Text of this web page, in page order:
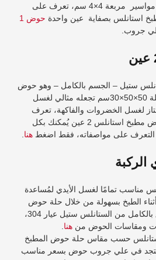
مزود بمراية خلفية وارجل مواسير مربعة 4×4 سم، تعرف على
استانلس بصفاية عين واحدة
حوض 1
جروب.
ستيل – الجسم بالكامل – وهو حوض
مقاس الحلة 50×50×30سم تجعله مثالي لغسل
لغسل الخضروات والفاكهة، تعرف
استانلس 2 عين
يُمكنك بكل
التعرف على مواصفاته، فقط اضغط هنا
مناسب تمامًا لغسل الأيدي لمُساعدة
الطبخ بسهولة من خلال حلة حوض
عميقة وجسم قوي مصنوع بالكامل من الستانلس ستيل عيار 304،
ومقاسات الحوض من هنا
حسب مقاس حلة حوض المطبخ
ستجد في علي جروب حوض بسعر مناسب